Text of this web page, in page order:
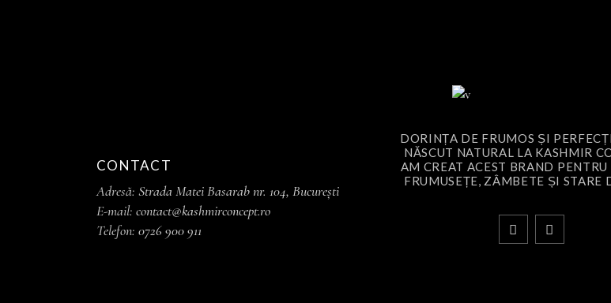
CONTACT
Adresă: Strada Matei Basarab nr. 104, București
E-mail: contact@kashmirconcept.ro
Telefon: 0726 900 911
DORINȚA DE FRUMOS ȘI
NĂSCUT NATURAL LA KASHMIR
AM CREAT ACEST BRAND PENTRU
FRUMUSEȚE, ZÂMBETE ȘI STARE